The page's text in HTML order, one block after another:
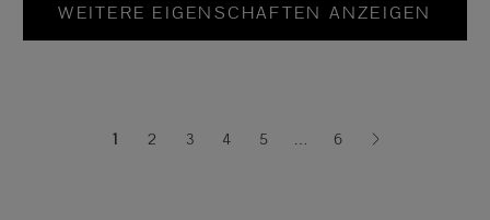
WEITERE EIGENSCHAFTEN ANZEIGEN
1(current)
2 3 4 5 … 6